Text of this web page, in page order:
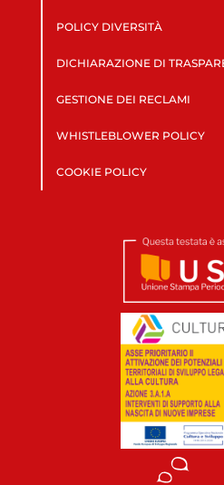
POLICY DIVERSITÀ
DICHIARAZIONE DI
GESTIONE DEI RECLAMI
WHISTLEBLOWER POLICY
COOKIE POLICY